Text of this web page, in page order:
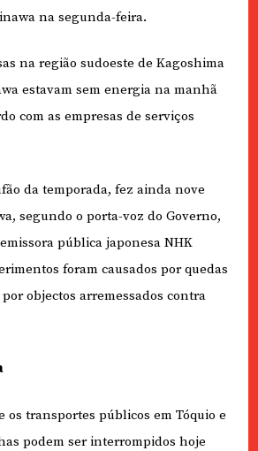
na segunda-feira.
na região sudoeste de Kagoshima
estavam sem energia na manhã
com as empresas de serviços
da temporada, fez ainda nove
segundo o porta-voz do Governo,
pública japonesa NHK
foram causados por quedas
objectos arremessados contra
os transportes públicos em Tóquio e
podem ser interrompidos hoje